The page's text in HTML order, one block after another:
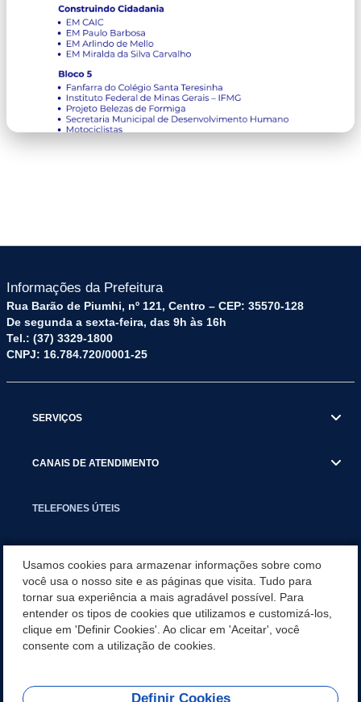
Informações da Prefeitura
Rua Barão de Piumhi, nº 121, Centro – CEP: 35570-128
De segunda a sexta-feira, das 9h às 16h
Tel.: (37) 3329-1800
CNPJ: 16.784.720/0001-25
SERVIÇOS
CANAIS DE ATENDIMENTO
TELEFONES ÚTEIS
NOTÍCIAS
APLICATIVO
Usamos cookies para armazenar informações sobre como
você usa o nosso site e as páginas que visita. Tudo para
tornar sua experiência a mais agradável possível. Para
entender os tipos de cookies que utilizamos e customizá-los,
clique em 'Definir Cookies'. Ao clicar em 'Aceitar', você
consente com a utilização de cookies.
Definir Cookies